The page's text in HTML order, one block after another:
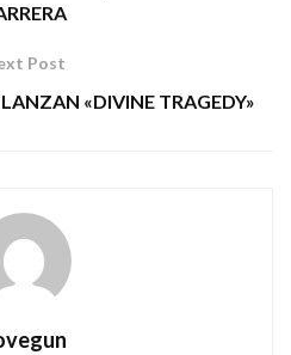
Post
«DIVINE TRAGEDY»